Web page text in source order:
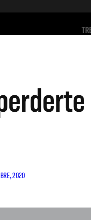
2020